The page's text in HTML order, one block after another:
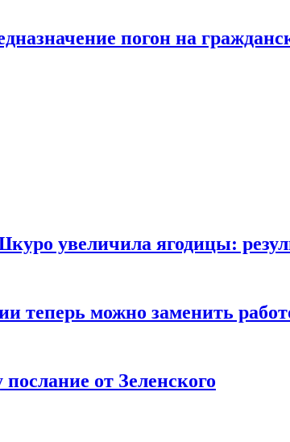
погон на
увеличила ягодицы:
теперь можно заменить
от Зеленского